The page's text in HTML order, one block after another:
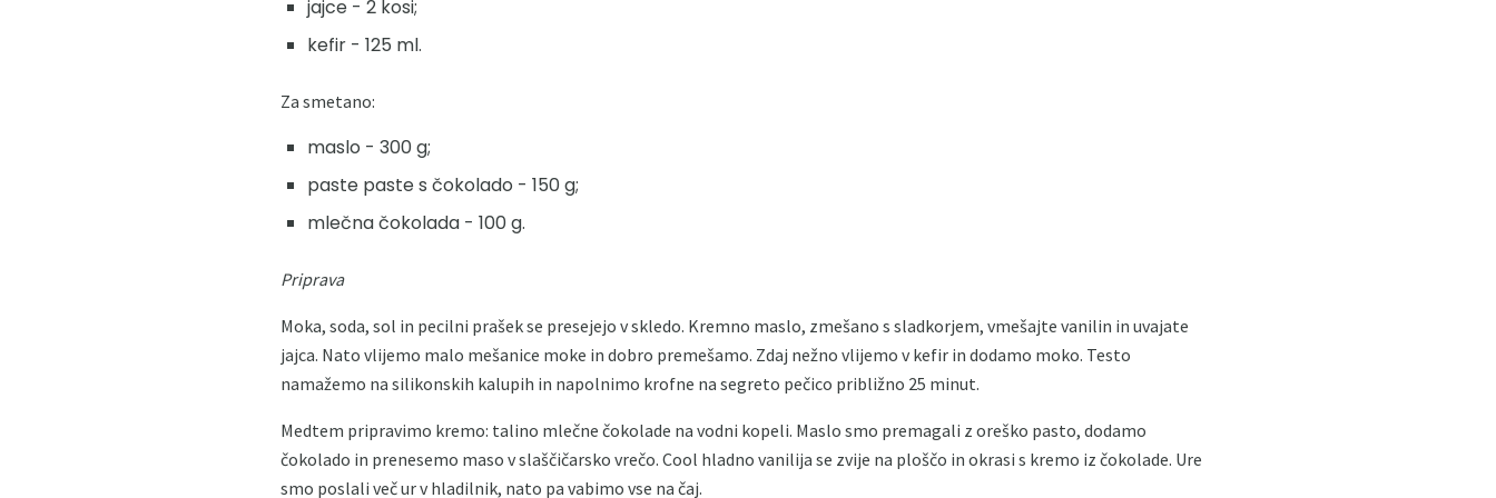
jajce - 2 kosi;
kefir - 125 ml.
Za smetano:
maslo - 300 g;
paste paste s čokolado - 150 g;
mlečna čokolada - 100 g.
Priprava
Moka, soda, sol in pecilni prašek se presejejo v skledo. Kremno maslo, zmešano s sladkorjem, vmešajte vanilin in uvajate
jajca. Nato vlijemo malo mešanice moke in dobro premešamo. Zdaj nežno vlijemo v kefir in dodamo moko. Testo
namažemo na silikonskih kalupih in napolnimo krofne na segreto pečico približno 25 minut.
Medtem pripravimo kremo: talino mlečne čokolade na vodni kopeli. Maslo smo premagali z oreško pasto, dodamo
čokolado in prenesemo maso v slaščičarsko vrečo. Cool hladno vanilija se zvije na ploščo in okrasi s kremo iz čokolade. Ure
smo poslali več ur v hladilnik, nato pa vabimo vse na čaj.